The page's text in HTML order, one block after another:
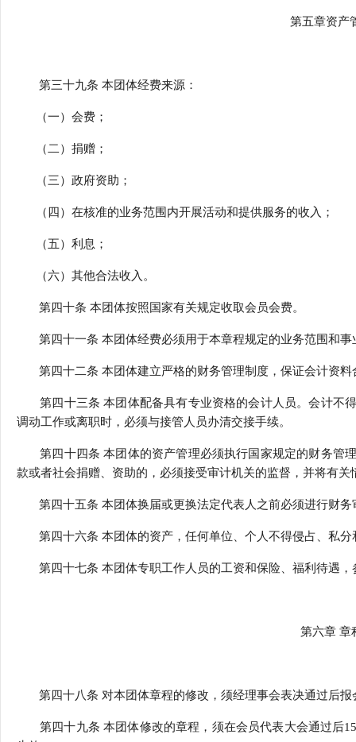
第五章资产
第三十九条 本团体经费来源：
（一）会费；
（二）捐赠；
（三）政府资助；
（四）在核准的业务范围内开展活动和提供服务的收入；
（五）利息；
（六）其他合法收入。
第四十条 本团体按照国家有关规定收取会员会费。
第四十一条 本团体经费必须用于本章程规定的业务范围和事
第四十二条 本团体建立严格的财务管理制度，保证会计资料
第四十三条 本团体配备具有专业资格的会计人员。会计不
调动工作或离职时，必须与接管人员办清交接手续。
第四十四条 本团体的资产管理必须执行国家规定的财务管
款或者社会捐赠、资助的，必须接受审计机关的监督，并将有
第四十五条 本团体换届或更换法定代表人之前必须进行财务
第四十六条 本团体的资产，任何单位、个人不得侵占、私分
第四十七条 本团体专职工作人员的工资和保险、福利待遇，
第六章 章
第四十八条 对本团体章程的修改，须经理事会表决通过后报
第四十九条 本团体修改的章程，须在会员代表大会通过后